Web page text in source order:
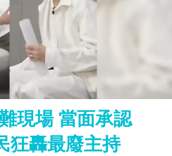
現場 當面承認
狂轟最廢主持